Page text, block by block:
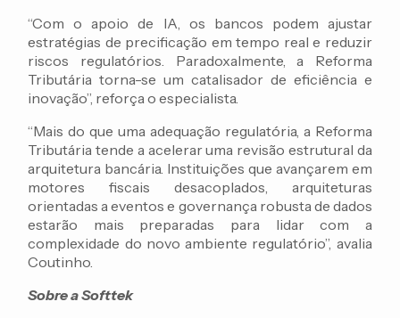
“Com o apoio de IA, os bancos podem ajustar
estratégias de precificação em tempo real e reduzir
riscos regulatórios. Paradoxalmente, a Reforma
Tributária torna-se um catalisador de eficiência e
inovação”, reforça o especialista.
“Mais do que uma adequação regulatória, a Reforma
Tributária tende a acelerar uma revisão estrutural da
arquitetura bancária. Instituições que avançarem em
motores fiscais desacoplados, arquiteturas
orientadas a eventos e governança robusta de dados
estarão mais preparadas para lidar com a
complexidade do novo ambiente regulatório”, avalia
Coutinho.
Sobre a Softtek